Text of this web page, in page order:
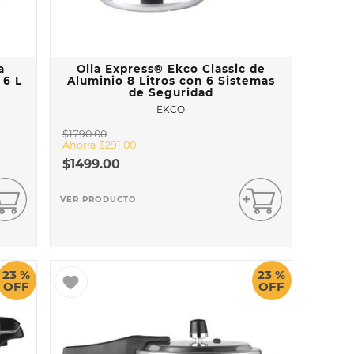
6 L
Olla Express® Ekco Classic de
Aluminio 8 Litros con 6 Sistemas
de Seguridad
EKCO
$1790.00
Ahorra $291.00
$1499.00
VER PRODUCTO
23 %
OFF
23 %
OFF